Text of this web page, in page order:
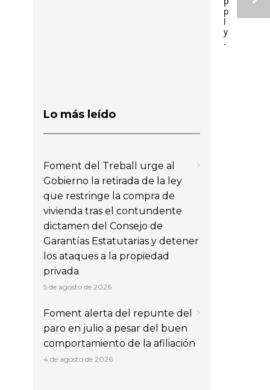
p
l
y
.
Lo más leído
Foment del Treball urge al
Gobierno la retirada de la ley
que restringe la compra de
vivienda tras el contundente
dictamen del Consejo de
Garantías Estatutarias y detener
los ataques a la propiedad
privada
5 de agosto de 2026
Foment alerta del repunte del
paro en julio a pesar del buen
comportamiento de la afiliación
4 de agosto de 2026